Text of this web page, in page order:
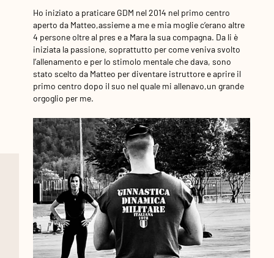
Ho iniziato a praticare GDM nel 2014 nel primo centro
aperto da Matteo,assieme a me e mia moglie c’erano altre
4 persone oltre al pres e a Mara la sua compagna. Da li è
iniziata la passione, soprattutto per come veniva svolto
l’allenamento e per lo stimolo mentale che dava, sono
stato scelto da Matteo per diventare istruttore e aprire il
primo centro dopo il suo nel quale mi allenavo,un grande
orgoglio per me.